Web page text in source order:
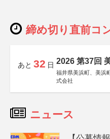
締め切り直前コ
あと 32 日 2026 第37回
福井県美浜町、美浜
式会社
ニュース